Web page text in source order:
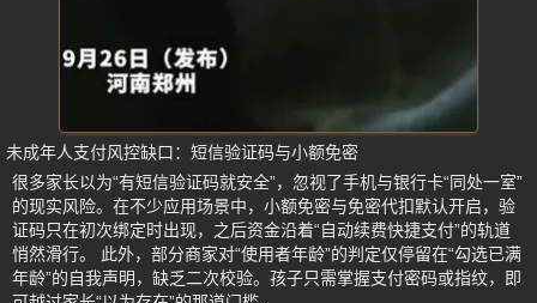
未成年人支付风控缺口：短信验证码与小额免密
很多家长以为“有短信验证码就安全”，忽视了手机与银行卡“同处一室”
的现实风险。在不少应用场景中，小额免密与免密代扣默认开启，验
证码只在初次绑定时出现，之后资金沿着“自动续费快捷支付”的轨道
悄然滑行。 此外，部分商家对“使用者年龄”的判定仅停留在“勾选已满
年龄”的自我声明，缺乏二次校验。孩子只需掌握支付密码或指纹，即